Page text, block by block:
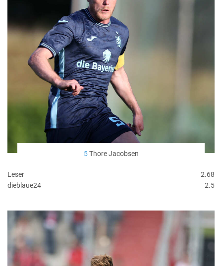
5Thore Jacobsen
Leser
2.68
dieblaue24
2.5